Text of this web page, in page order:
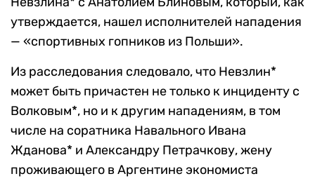
утверждается, нашел исполнителей нападения
— «спортивных гопников из Польши».
Из расследования следовало, что Невзлин*
может быть причастен не только к инциденту с
Волковым*, но и к другим нападениям, в том
числе на соратника Навального Ивана
Жданова* и Александру Петрачкову, жену
проживающего в Аргентине экономиста